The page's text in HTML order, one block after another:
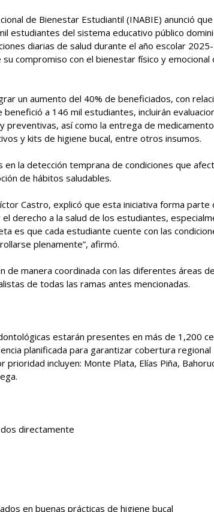
de Bienestar Estudiantil (INABIE) anunció que
estudiantes del sistema educativo público
diarias de salud durante el año escolar
compromiso con el bienestar físico y emocional
un aumento del 40% de beneficiados, con
a 146 mil estudiantes, incluirán
preventivas, así como la entrega de
y kits de higiene bucal, entre otros insumos.
la detección temprana de condiciones que
de hábitos saludables.
Castro, explicó que esta iniciativa forma parte
derecho a la salud de los estudiantes,
es que cada estudiante cuente con las
plenamente”, afirmó.
de manera coordinada con las diferentes áreas
de todas las ramas antes mencionadas.
estarán presentes en más de 1,200
planificada para garantizar cobertura regional
prioridad incluyen: Monte Plata, Elías Piña,
directamente
en buenas prácticas de higiene bucal